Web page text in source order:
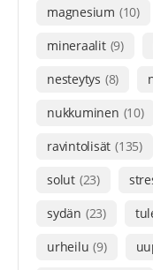
magnesium (10)
mineraalit (9)
nesteytys (8)
nukkuminen (10)
ravintolisät (135)
solut (23)
sydän (23)
urheilu (9)